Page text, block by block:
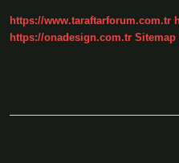
https://www.taraftarforum.com.tr
https://onadesign.com.tr Sitemap